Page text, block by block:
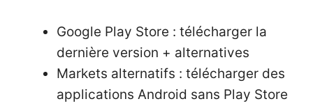
Google Play Store : télécharger la
dernière version + alternatives
Markets alternatifs : télécharger des
applications Android sans Play Store